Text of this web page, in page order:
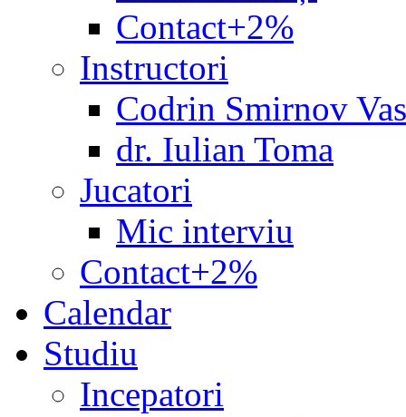
Contact+2%
Instructori
Codrin Smirnov
dr. Iulian Toma
Jucatori
Mic interviu
Contact+2%
Calendar
Studiu
Incepatori